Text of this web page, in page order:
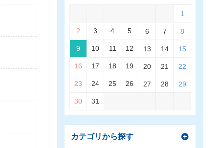
1
2 3 4 5 6 7 8
9 10 11 12 13 14 15
16 17 18 19 20 21 22
23 24 25 26 27 28 29
30 31
カテゴリから探す